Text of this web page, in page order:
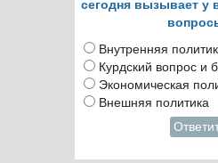
сегодня вызывает у
Внутренняя
Курдский вопрос и
Экономическая
Внешняя политика